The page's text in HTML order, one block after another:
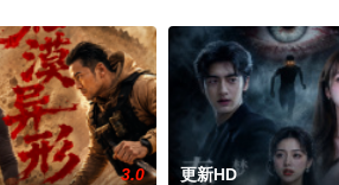
3.0 更新HD